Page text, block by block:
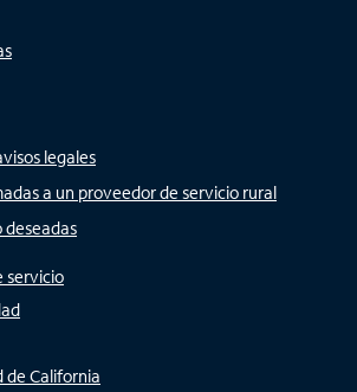
legales
a un proveedor de servicio rural
deseadas
servicio
de California